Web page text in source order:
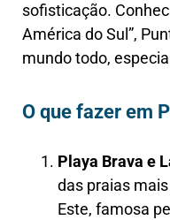
sofisticação.
América do Sul”,
mundo todo,
O que fazer em
Playa Brava e
das praias
Este, famosa